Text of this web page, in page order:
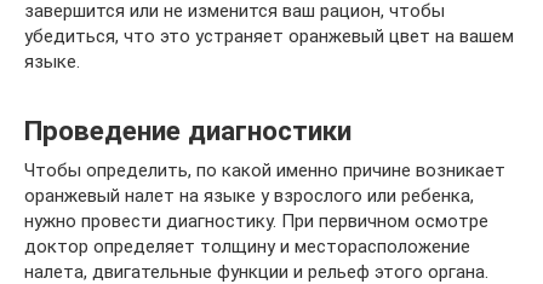
завершится или не изменится ваш рацион, чтобы
убедиться, что это устраняет оранжевый цвет на вашем
языке.
Проведение диагностики
Чтобы определить, по какой именно причине возникает
оранжевый налет на языке у взрослого или ребенка,
нужно провести диагностику. При первичном осмотре
доктор определяет толщину и месторасположение
налета, двигательные функции и рельеф этого органа.